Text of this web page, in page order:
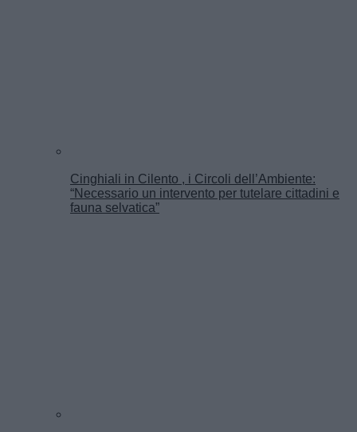
Cinghiali in Cilento , i Circoli dell’Ambiente:
“Necessario un intervento per tutelare cittadini e
fauna selvatica”